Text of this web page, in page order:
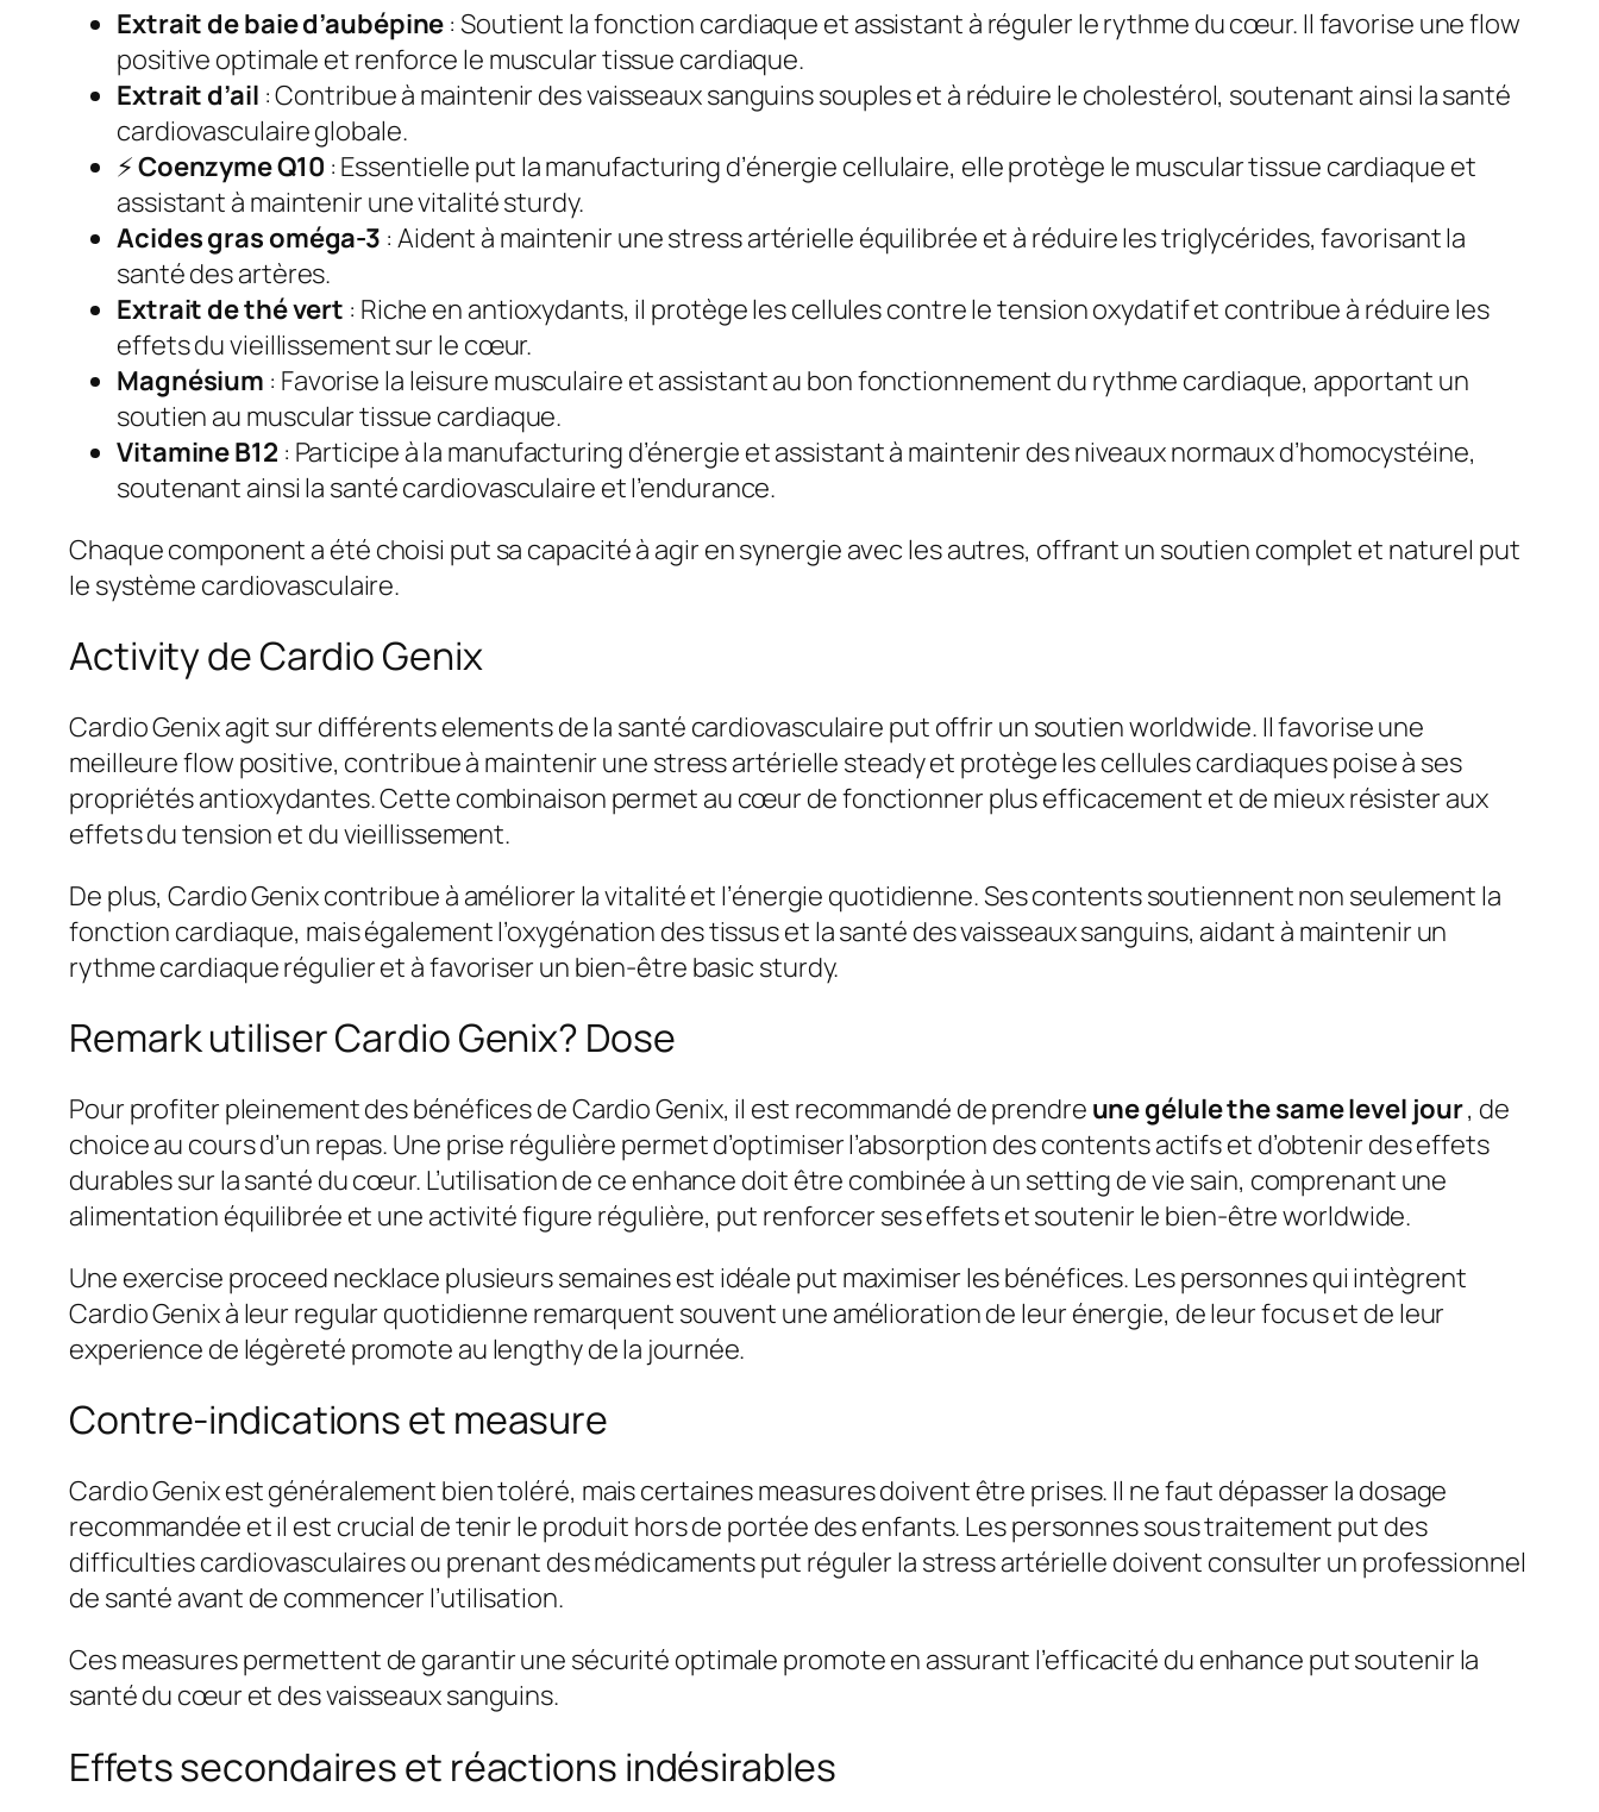
o
n
e
a
i
Extrait de baie d’aubépine : Soutient la fonction cardiaque et assistant à réguler le rythme du cœur. Il favorise une flow
positive optimale et renforce le muscular tissue cardiaque.
Extrait d’ail : Contribue à maintenir des vaisseaux sanguins souples et à réduire le cholestérol, soutenant ainsi la santé
cardiovasculaire globale.
⚡Coenzyme Q10 : Essentielle put la manufacturing d’énergie cellulaire, elle protège le muscular tissue cardiaque et
assistant à maintenir une vitalité sturdy.
Acides gras oméga-3 : Aident à maintenir une stress artérielle équilibrée et à réduire les triglycérides, favorisant la
santé des artères.
Extrait de thé vert : Riche en antioxydants, il protège les cellules contre le tension oxydatif et contribue à réduire les
effets du vieillissement sur le cœur.
Magnésium : Favorise la leisure musculaire et assistant au bon fonctionnement du rythme cardiaque, apportant un
soutien au muscular tissue cardiaque.
Vitamine B12 : Participe à la manufacturing d’énergie et assistant à maintenir des niveaux normaux d’homocystéine,
soutenant ainsi la santé cardiovasculaire et l’endurance.
Chaque component a été choisi put sa capacité à agir en synergie avec les autres, offrant un soutien complet et naturel put
le système cardiovasculaire.
Activity de Cardio Genix
Cardio Genix agit sur différents elements de la santé cardiovasculaire put offrir un soutien worldwide. Il favorise une
meilleure flow positive, contribue à maintenir une stress artérielle steady et protège les cellules cardiaques poise à ses
propriétés antioxydantes. Cette combinaison permet au cœur de fonctionner plus efficacement et de mieux résister aux
effets du tension et du vieillissement.
De plus, Cardio Genix contribue à améliorer la vitalité et l’énergie quotidienne. Ses contents soutiennent non seulement la
fonction cardiaque, mais également l’oxygénation des tissus et la santé des vaisseaux sanguins, aidant à maintenir un
rythme cardiaque régulier et à favoriser un bien-être basic sturdy.
Remark utiliser Cardio Genix? Dose
Pour profiter pleinement des bénéfices de Cardio Genix, il est recommandé de prendre une gélule the same level jour, de
choice au cours d’un repas. Une prise régulière permet d’optimiser l’absorption des contents actifs et d’obtenir des effets
durables sur la santé du cœur. L’utilisation de ce enhance doit être combinée à un setting de vie sain, comprenant une
alimentation équilibrée et une activité figure régulière, put renforcer ses effets et soutenir le bien-être worldwide.
Une exercise proceed necklace plusieurs semaines est idéale put maximiser les bénéfices. Les personnes qui intègrent
Cardio Genix à leur regular quotidienne remarquent souvent une amélioration de leur énergie, de leur focus et de leur
experience de légèreté promote au lengthy de la journée.
Contre-indications et measure
Cardio Genix est généralement bien toléré, mais certaines measures doivent être prises. Il ne faut dépasser la dosage
recommandée et il est crucial de tenir le produit hors de portée des enfants. Les personnes sous traitement put des
difficulties cardiovasculaires ou prenant des médicaments put réguler la stress artérielle doivent consulter un professionnel
de santé avant de commencer l’utilisation.
Ces measures permettent de garantir une sécurité optimale promote en assurant l’efficacité du enhance put soutenir la
santé du cœur et des vaisseaux sanguins.
Effets secondaires et réactions indésirables